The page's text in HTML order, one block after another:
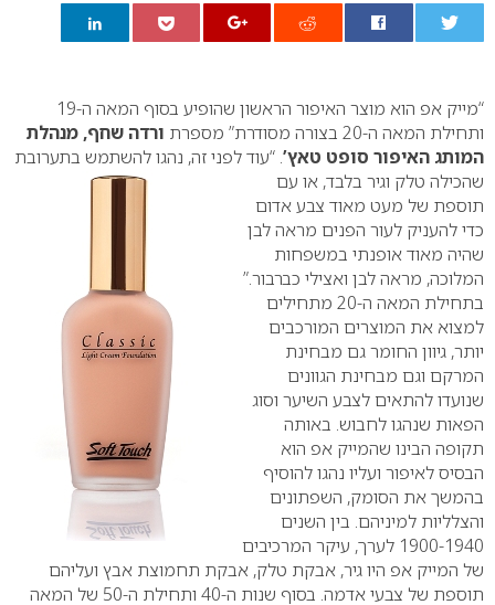
“מייק אפ הוא מוצר האיפור הראשון שהופיע בסוף המאה ה-19
ותחילת המאה ה-20 בצורה מסודרת” מספרת
ורדה שחף, מנהלת
המותג האיפור סופט טאץ’. “עוד לפני זה, נהגו להשתמש בתערובת
שהכילה טלק וגיר בלבד, או עם
תוספת של מעט מאוד צבע אדום
כדי להעניק לעור הפנים מראה לבן
שהיה מאוד אופנתי במשפחות
המלוכה, מראה לבן ואצילי כברבור.”
בתחילת המאה ה-20 מתחילים
למצוא את המוצרים המורכבים
יותר, גיוון החומר גם מבחינת
המרקם וגם מבחינת הגוונים
שנועדו להתאים לצבע השיער וסוג
הפאות שנהגו לחבוש. באותה
תקופה הבינו שהמייק אפ הוא
הבסיס לאיפור ועליו נהגו להוסיף
בהמשך את הסומק, השפתונים
והצלליות למיניהם. בין השנים
1900-1940 לערך, עיקר המרכיבים
של המייק אפ היו גיר, אבקת טלק, אבקת תחמוצת אבץ ועליהם
תוספת של צבעי אדמה. בסוף שנות ה-40 ותחילת ה-50 של המאה